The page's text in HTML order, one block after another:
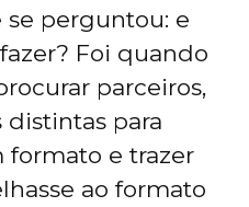
perguntou: e
Foi quando
parceiros,
distintas para
e trazer
ao formato